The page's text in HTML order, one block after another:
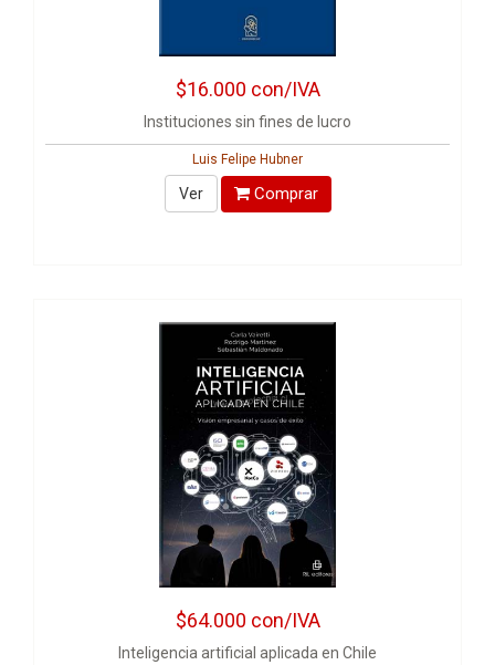
$16.000 con/IVA
Instituciones sin fines de lucro
Luis Felipe Hubner
Ver Comprar
$64.000 con/IVA
Inteligencia artificial aplicada en Chile